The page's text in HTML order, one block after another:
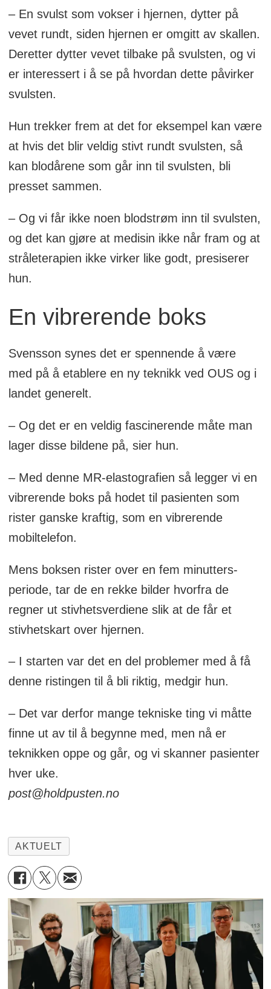
– En svulst som vokser i hjernen, dytter på
vevet rundt, siden hjernen er omgitt av skallen.
Deretter dytter vevet tilbake på svulsten, og vi
er interessert i å se på hvordan dette påvirker
svulsten.
Hun trekker frem at det for eksempel kan være
at hvis det blir veldig stivt rundt svulsten, så
kan blodårene som går inn til svulsten, bli
presset sammen.
– Og vi får ikke noen blodstrøm inn til svulsten,
og det kan gjøre at medisin ikke når fram og at
stråleterapien ikke virker like godt, presiserer
hun.
En vibrerende boks
Svensson synes det er spennende å være
med på å etablere en ny teknikk ved OUS og i
landet generelt.
– Og det er en veldig fascinerende måte man
lager disse bildene på, sier hun.
– Med denne MR-elastografien så legger vi en
vibrerende boks på hodet til pasienten som
rister ganske kraftig, som en vibrerende
mobiltelefon.
Mens boksen rister over en fem minutters-
periode, tar de en rekke bilder hvorfra de
regner ut stivhetsverdiene slik at de får et
stivhetskart over hjernen.
– I starten var det en del problemer med å få
denne ristingen til å bli riktig, medgir hun.
– Det var derfor mange tekniske ting vi måtte
finne ut av til å begynne med, men nå er
teknikken oppe og går, og vi skanner pasienter
hver uke.
post@holdpusten.no
AKTUELT